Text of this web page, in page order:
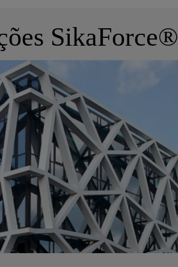
SikaForce®